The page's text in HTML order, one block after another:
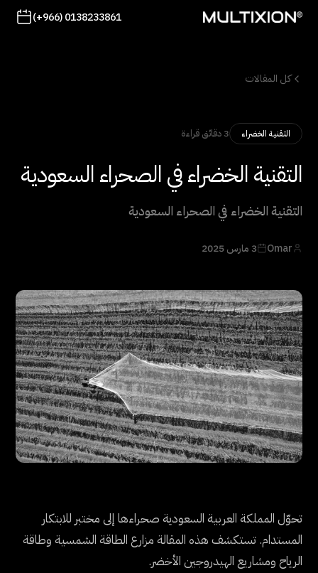
(+966) 0138233861
كل المقالات
التقنية الخضراء 3 دقائق قراءة
التقنية الخضراء في الصحراء السعودية
التقنية الخضراء في الصحراء السعودية
Omar 3 مارس 2025
تحوّل المملكة العربية السعودية صحراءها إلى مختبر للابتكار
المستدام. تستكشف هذه المقالة مزارع الطاقة الشمسية وطاقة
الرياح ومشاريع الهيدروجين الأخضر.